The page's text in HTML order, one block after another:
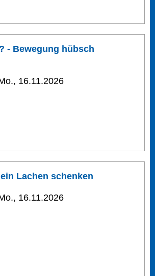
- Bewegung hübsch
16.11.2026
Lachen schenken
16.11.2026